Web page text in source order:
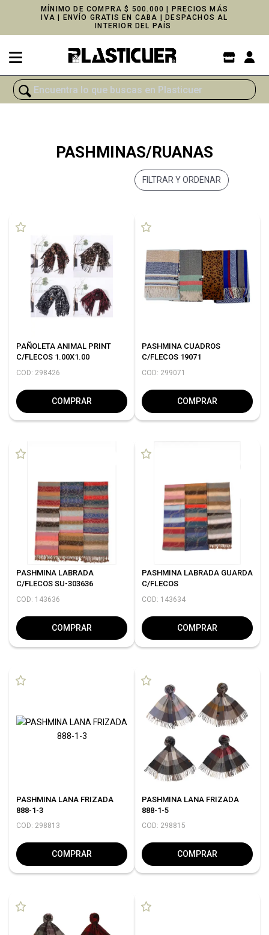
MÍNIMO DE COMPRA $ 500.000 | PRECIOS MÁS
IVA | ENVÍO GRATIS EN CABA | DESPACHOS AL
INTERIOR DEL PAÍS
PASHMINAS/RUANAS
FILTRAR Y ORDENAR
PAÑOLETA ANIMAL PRINT
C/FLECOS 1.00X1.00
COD: 298426
COMPRAR
PASHMINA CUADROS
C/FLECOS 19071
COD: 299071
COMPRAR
PASHMINA LABRADA
C/FLECOS SU-303636
COD: 143636
COMPRAR
PASHMINA LABRADA GUARDA
C/FLECOS
COD: 143634
COMPRAR
PASHMINA LANA FRIZADA
888-1-3
COD: 298813
COMPRAR
PASHMINA LANA FRIZADA
888-1-5
COD: 298815
COMPRAR